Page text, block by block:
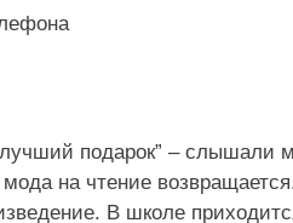
подарок” – слышали
на чтение
В школе